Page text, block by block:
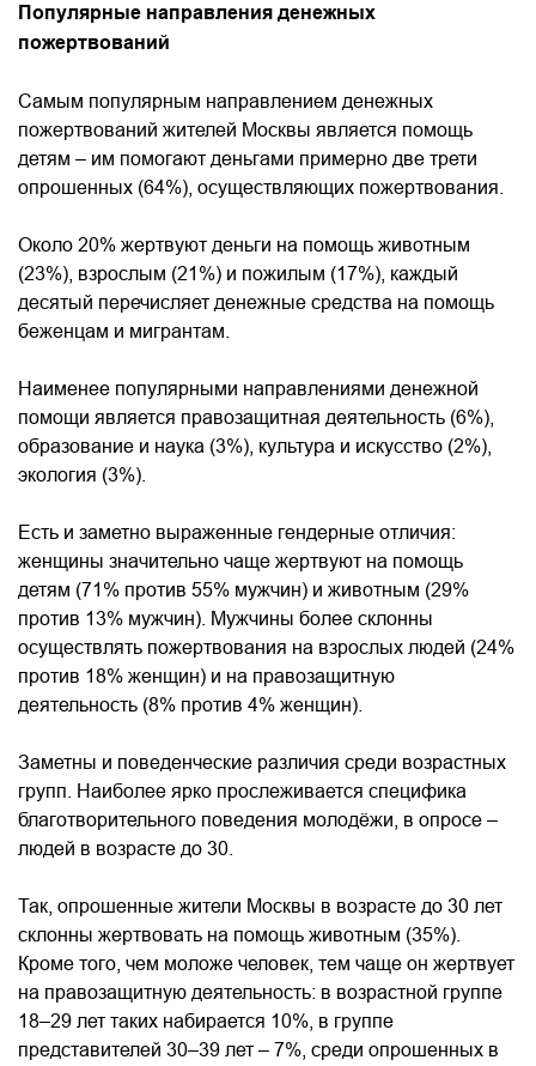
Популярные направления денежных
пожертвований
Самым популярным направлением денежных
пожертвований жителей Москвы является помощь
детям – им помогают деньгами примерно две трети
опрошенных (64%), осуществляющих пожертвования.
Около 20% жертвуют деньги на помощь животным
(23%), взрослым (21%) и пожилым (17%), каждый
десятый перечисляет денежные средства на помощь
беженцам и мигрантам.
Наименее популярными направлениями денежной
помощи является правозащитная деятельность (6%),
образование и наука (3%), культура и искусство (2%),
экология (3%).
Есть и заметно выраженные гендерные отличия:
женщины значительно чаще жертвуют на помощь
детям (71% против 55% мужчин) и животным (29%
против 13% мужчин). Мужчины более склонны
осуществлять пожертвования на взрослых людей (24%
против 18% женщин) и на правозащитную
деятельность (8% против 4% женщин).
Заметны и поведенческие различия среди возрастных
групп. Наиболее ярко прослеживается специфика
благотворительного поведения молодёжи, в опросе –
людей в возрасте до 30.
Так, опрошенные жители Москвы в возрасте до 30 лет
склонны жертвовать на помощь животным (35%).
Кроме того, чем моложе человек, тем чаще он жертвует
на правозащитную деятельность: в возрастной группе
18–29 лет таких набирается 10%, в группе
представителей 30–39 лет – 7%, среди опрошенных в